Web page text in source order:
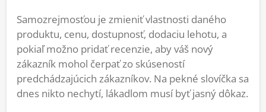
Samozrejmosťou je zmieniť vlastnosti daného
produktu, cenu, dostupnosť, dodaciu lehotu, a
pokiaľ možno pridať recenzie, aby váš nový
zákazník mohol čerpať zo skúseností
predchádzajúcich zákazníkov. Na pekné slovíčka sa
dnes nikto nechytí, lákadlom musí byť jasný dôkaz.